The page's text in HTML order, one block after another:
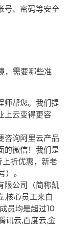
号、密码等安全
，需要哪些准
师帮您。我们提
上云变得更容
咨询阿里云产品
的微信！我们是
折优惠，新老
。
限公司（简称凯
,核心员工来自
员均是超过10
讯云,百度云,金